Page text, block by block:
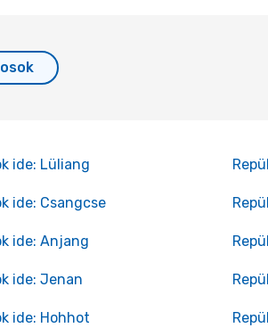
ide: Lüliang
ide: Csangcse
ide: Anjang
ide: Jenan
ide: Hohhot